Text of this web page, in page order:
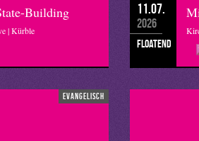
Building
| Kürble
11.07.
2026
floatend
evangelisch